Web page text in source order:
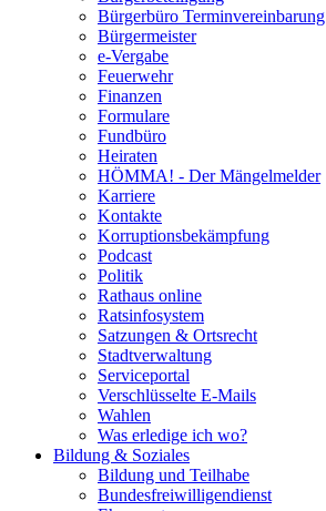
Bürgerbüro Terminvereinbarung
Bürgermeister
e-Vergabe
Feuerwehr
Finanzen
Formulare
Fundbüro
Heiraten
HÖMMA! - Der Mängelmelder
Karriere
Kontakte
Korruptionsbekämpfung
Podcast
Politik
Rathaus online
Ratsinfosystem
Satzungen & Ortsrecht
Stadtverwaltung
Serviceportal
Verschlüsselte E-Mails
Wahlen
Was erledige ich wo?
Bildung & Soziales
Bildung und Teilhabe
Bundesfreiwilligendienst